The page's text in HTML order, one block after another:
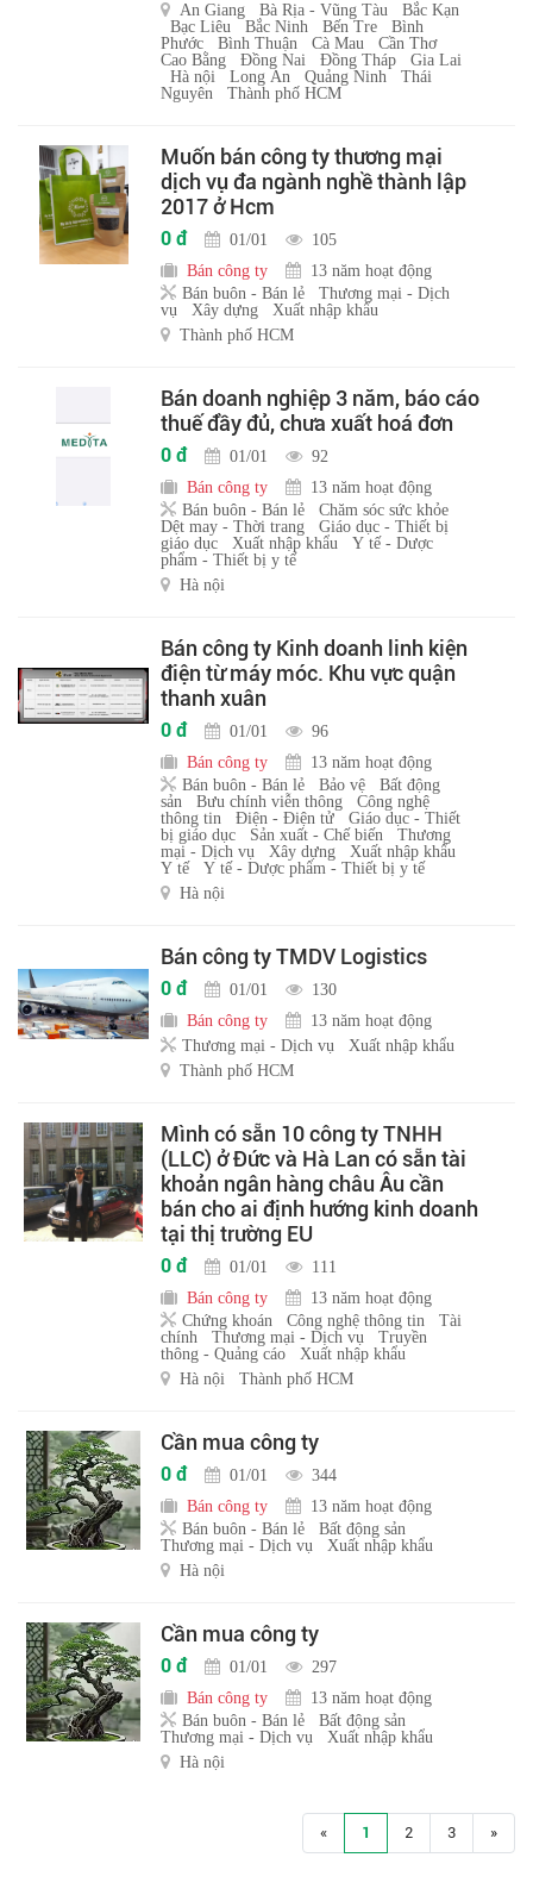
An Giang
Bà Rịa - Vũng Tàu
Bắc Kạn
Bạc Liêu
Bắc Ninh Bến Tre
Bình
Phước
Bình Thuận Cà Mau
Cần Thơ
Cao Bằng
Đồng Nai Đồng Tháp
Gia Lai
Hà nội
Long An Quảng Ninh
Thái
Nguyên
Thành phố HCM
Muốn bán công ty thương mại
dịch vụ đa ngành nghề thành lập
2017 ở Hcm
0 đ 01/01
105
Bán công ty
13 năm hoạt động
Bán buôn - Bán lẻ
Thương mại - Dịch
vụ
Xây dựng
Xuất nhập khẩu
Thành phố HCM
Bán doanh nghiệp 3 năm, báo cáo
thuế đầy đủ, chưa xuất hoá đơn
0 đ 01/01
92
Bán công ty
13 năm hoạt động
Bán buôn - Bán lẻ
Chăm sóc sức khỏe
Dệt may - Thời trang
Giáo dục - Thiết bị
giáo dục
Xuất nhập khẩu
Y tế - Dược
phẩm - Thiết bị y tế
Hà nội
Bán công ty Kinh doanh linh kiện
điện từ máy móc. Khu vực quận
thanh xuân
0 đ 01/01
96
Bán công ty
13 năm hoạt động
Bán buôn - Bán lẻ
Bảo vệ
Bất động
sản
Bưu chính viễn thông
Công nghệ
thông tin
Điện - Điện tử
Giáo dục - Thiết
bị giáo dục
Sản xuất - Chế biến
Thương
mại - Dịch vụ
Xây dựng
Xuất nhập khẩu
Y tế
Y tế - Dược phẩm - Thiết bị y tế
Hà nội
Bán công ty TMDV Logistics
0 đ 01/01
130
Bán công ty
13 năm hoạt động
Thương mại - Dịch vụ
Xuất nhập khẩu
Thành phố HCM
Mình có sẵn 10 công ty TNHH
(LLC) ở Đức và Hà Lan có sẵn tài
khoản ngân hàng châu Âu cần
bán cho ai định hướng kinh doanh
tại thị trường EU
0 đ 01/01
111
Bán công ty
13 năm hoạt động
Chứng khoán
Công nghệ thông tin
Tài
chính
Thương mại - Dịch vụ
Truyền
thông - Quảng cáo
Xuất nhập khẩu
Hà nội
Thành phố HCM
Cần mua công ty
0 đ 01/01
344
Bán công ty
13 năm hoạt động
Bán buôn - Bán lẻ
Bất động sản
Thương mại - Dịch vụ
Xuất nhập khẩu
Hà nội
Cần mua công ty
0 đ 01/01
297
Bán công ty
13 năm hoạt động
Bán buôn - Bán lẻ
Bất động sản
Thương mại - Dịch vụ
Xuất nhập khẩu
Hà nội
« 1 2 3 »